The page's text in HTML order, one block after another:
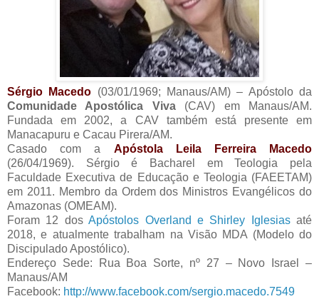
Sérgio Macedo (03/01/1969; Manaus/AM) – Apóstolo da
Comunidade Apostólica Viva(CAV) em Manaus/AM.
Fundada em 2002, a CAV também está presente em
Manacapuru e Cacau Pirera/AM.
Casado com a Apóstola Leila Ferreira Macedo
(26/04/1969). Sérgio é Bacharel em Teologia pela
Faculdade Executiva de Educação e Teologia (FAEETAM)
em 2011. Membro da Ordem dos Ministros Evangélicos do
Amazonas (OMEAM).
Foram 12 dosApóstolos Overland e Shirley Iglesiasaté
2018, e atualmente trabalham na Visão MDA (Modelo do
Discipulado Apostólico).
Endereço Sede: Rua Boa Sorte, nº 27 – Novo Israel –
Manaus/AM
Facebook: http://www.facebook.com/sergio.macedo.7549